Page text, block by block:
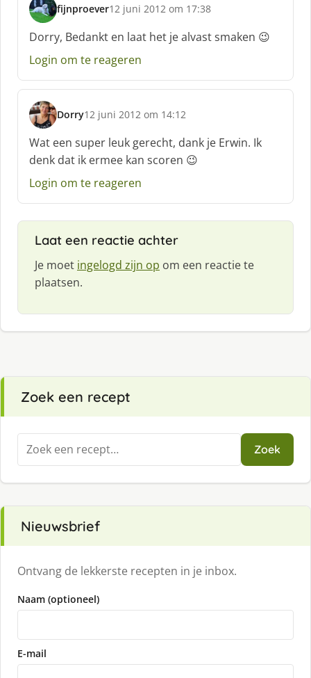
fijnproever
s
c
h
r
e
f
:
12 juni 2012 om 17:38
Dorry, Bedankt en laat het je alvast smaken 😉
Login om te reageren
Dorry
s
c
h
r
e
:
12 juni 2012 om 14:12
Wat een super leuk gerecht, dank je Erwin. Ik
denk dat ik ermee kan scoren 😉
Login om te reageren
Laat een reactie achter
Je moet ingelogd zijn op om een reactie te
plaatsen.
Zoek een recept
Zoeken
naar:
Zoek
Nieuwsbrief
Ontvang de lekkerste recepten in je inbox.
Naam (optioneel)
E-mail